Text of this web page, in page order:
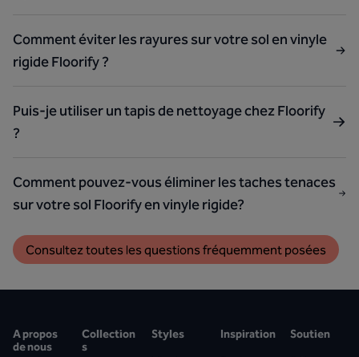
Comment éviter les rayures sur votre sol en vinyle
rigide Floorify ?
Puis-je utiliser un tapis de nettoyage chez Floorify
?
Comment pouvez-vous éliminer les taches tenaces
sur votre sol Floorify en vinyle rigide?
Consultez toutes les questions fréquemment posées
A propos
de nous
Collection
s
Styles Inspiration Soutien